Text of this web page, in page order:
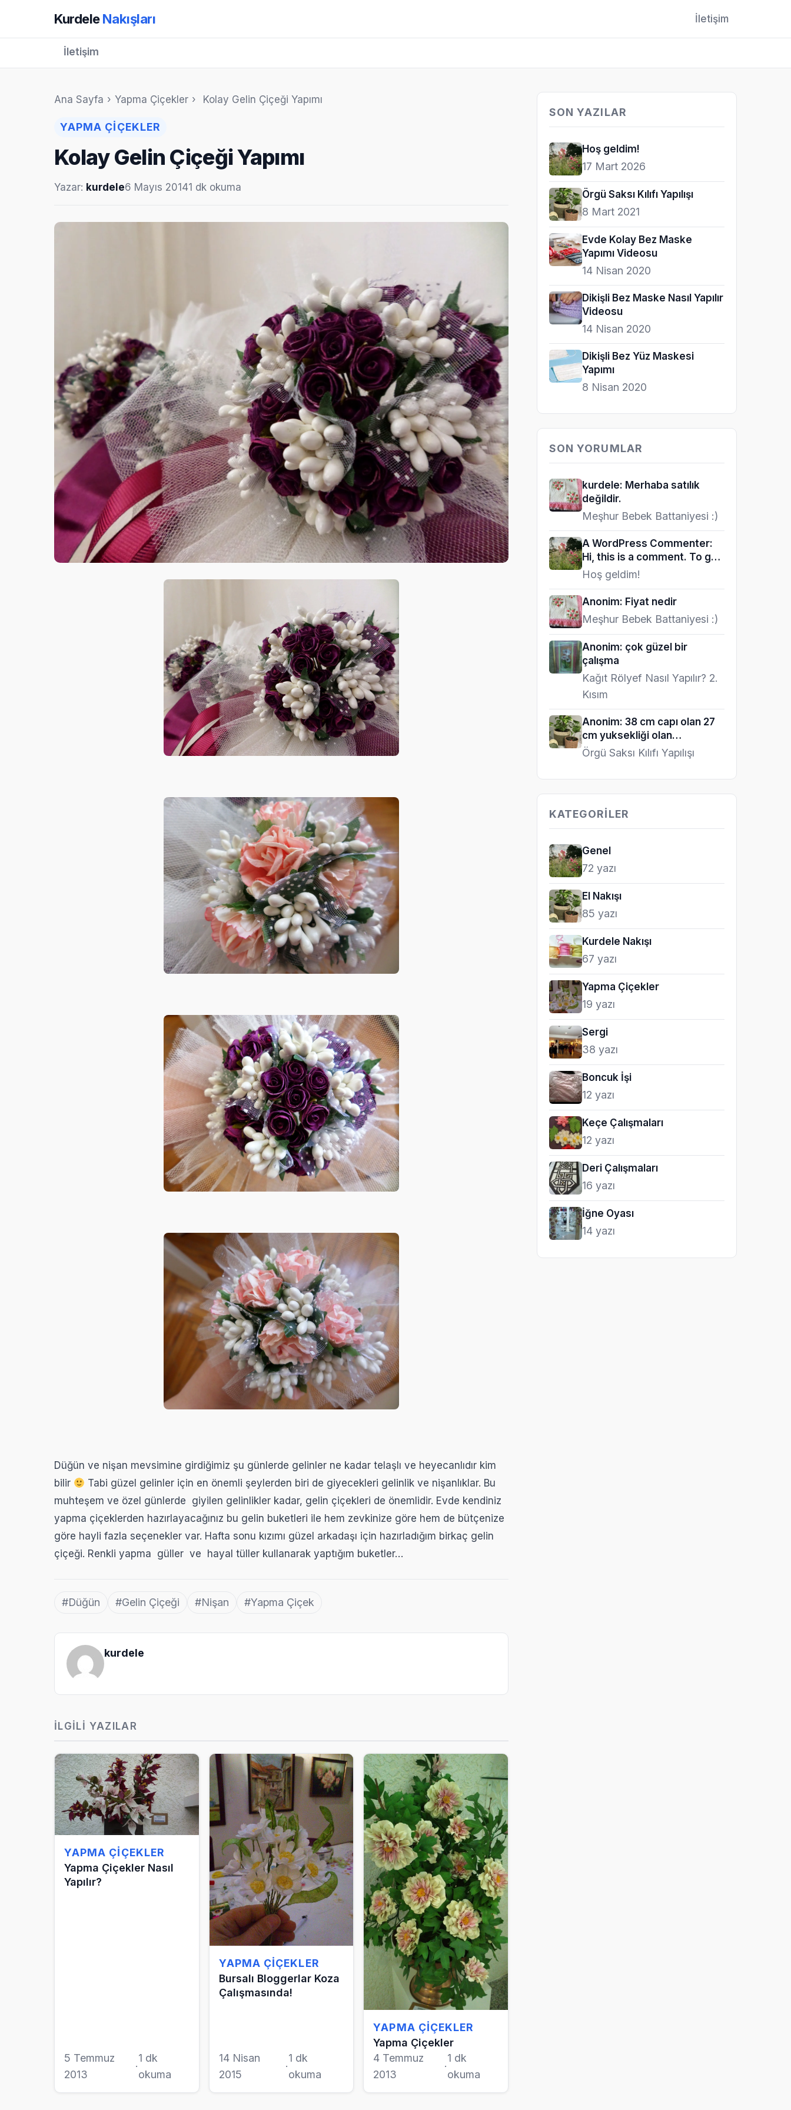
KurdeleNakışları İletişim
İletişim
Ana Sayfa › Yapma Çiçekler › Kolay Gelin Çiçeği Yapımı
YAPMA ÇIÇEKLER
Kolay Gelin Çiçeği Yapımı
Yazar: kurdele6 Mayıs 20141 dk okuma
Düğün ve nişan mevsimine girdiğimiz şu günlerde gelinler ne kadar telaşlı ve heyecanlıdır kim
bilir
Tabi güzel gelinler için en önemli şeylerden biri de giyecekleri gelinlik ve nişanlıklar. Bu
muhteşem ve özel günlerde giyilen gelinlikler kadar, gelin çiçekleri de önemlidir. Evde kendiniz
yapma çiçeklerden hazırlayacağınız bu gelin buketleri ile hem zevkinize göre hem de bütçenize
göre hayli fazla seçenekler var. Hafta sonu kızımı güzel arkadaşı için hazırladığım birkaç gelin
çiçeği. Renkli yapma güller ve hayal tüller kullanarak yaptığım buketler…
#Düğün #Gelin Çiçeği #Nişan #Yapma Çiçek
kurdele
İLGILI YAZILAR
YAPMA ÇIÇEKLER
Yapma Çiçekler Nasıl
Yapılır?
5 Temmuz
2013
·
1 dk
okuma
YAPMA ÇIÇEKLER
Bursalı Bloggerlar Koza
Çalışmasında!
14 Nisan
2015
·
1 dk
okuma
YAPMA ÇIÇEKLER
Yapma Çiçekler
4 Temmuz
2013
·
1 dk
okuma
SON YAZILAR
Hoş geldim!
17 Mart 2026
Örgü Saksı Kılıfı Yapılışı
8 Mart 2021
Evde Kolay Bez Maske
Yapımı Videosu
14 Nisan 2020
Dikişli Bez Maske Nasıl Yapılır
Videosu
14 Nisan 2020
Dikişli Bez Yüz Maskesi
Yapımı
8 Nisan 2020
SON YORUMLAR
kurdele: Merhaba satılık
değildir.
Meşhur Bebek Battaniyesi :)
A WordPress Commenter:
Hi, this is a comment. To get
started…
Hoş geldim!
Anonim: Fiyat nedir
Meşhur Bebek Battaniyesi :)
Anonim: çok güzel bir
çalışma
Kağıt Rölyef Nasıl Yapılır? 2.
Kısım
Anonim: 38 cm capı olan 27
cm yuksekliği olan…
Örgü Saksı Kılıfı Yapılışı
KATEGORILER
Genel
72 yazı
El Nakışı
85 yazı
Kurdele Nakışı
67 yazı
Yapma Çiçekler
19 yazı
Sergi
38 yazı
Boncuk İşi
12 yazı
Keçe Çalışmaları
12 yazı
Deri Çalışmaları
16 yazı
İğne Oyası
14 yazı